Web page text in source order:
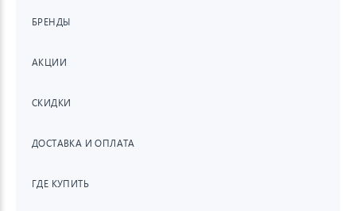
БРЕНДЫ
АКЦИИ
СКИДКИ
ДОСТАВКА И ОПЛАТА
ГДЕ КУПИТЬ